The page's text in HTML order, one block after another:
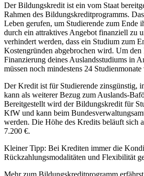
Der Bildungskredit ist ein vom Staat
Rahmen des Bildungskreditprogramms.
Leben gerufen, um Studierende zum Ende
durch ein attraktives Angebot finanziell zu
verhindert werden, dass ein Studium zum
Kostengründen abgebrochen wird. Um
Finanzierung deines Auslandsstudiums in
müssen noch mindestens 24
Der Kredit ist für Studierende zinsgünstig,
kann als weiterer Bezug zum Auslands-
Bereitgestellt wird der Bildungskredit für
KfW und kann beim
werden. Die Höhe des Kredits beläuft sich
7.200 €.
Kleiner Tipp: Bei Krediten immer die
Rückzahlungsmodalitäten und Flexibilität
Mehr zum Bildungskreditprogramm